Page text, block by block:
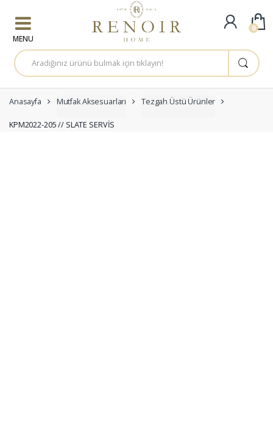
A
r
a
a
:
Anasayfa Mutfak Aksesuarları Tezgah Üstü Ürünler
KPM2022-205 // SLATE SERVİS
0